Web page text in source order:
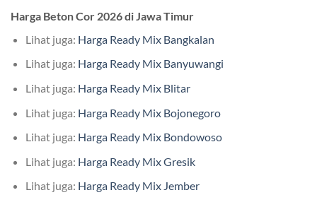
Harga Beton Cor 2026 di Jawa Timur
Lihat juga: Harga Ready Mix Bangkalan
Lihat juga: Harga Ready Mix Banyuwangi
Lihat juga: Harga Ready Mix Blitar
Lihat juga: Harga Ready Mix Bojonegoro
Lihat juga: Harga Ready Mix Bondowoso
Lihat juga: Harga Ready Mix Gresik
Lihat juga: Harga Ready Mix Jember